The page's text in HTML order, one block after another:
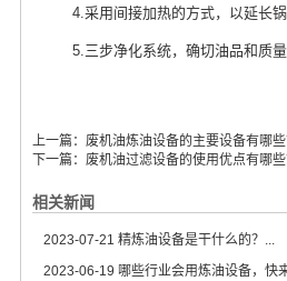
4.采用间接加热的方式，以延长锅
5.三步净化系统，确切油品和质量
上一篇： 废机油炼油设备的主要设备有哪些
下一篇： 废机油过滤设备的使用优点有哪些
相关新闻
2023-07-21 精炼油设备是干什么的？...
2023-06-19 哪些行业会用炼油设备，快